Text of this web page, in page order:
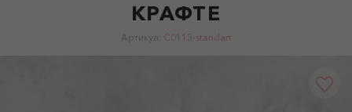
КРАФТЕ
Артикул: C0113-standart